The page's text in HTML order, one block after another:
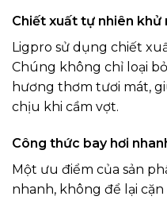
Chiết xuất tự nhiên khử
Ligpro sử dụng chiết
Chúng không chỉ loại
hương thơm tươi mát,
chịu khi cầm vợt.
Công thức bay hơi
Một ưu điểm của sản
nhanh, không để lại